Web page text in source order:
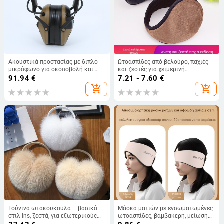
Ακουστικά προστασίας με διπλό
μικρόφωνο για σκοποβολή και
κυνήγι – ABS, απομόνωση ήχου και
μείωση θορύβου, 50 dB μείωση
θορύβου
91.94€
add_shopping_cart
Ωτοασπίδες από βελούρο, παχιές
και ζεστές για χειμερινή
ποδηλασία, unisex
7.21 - 7.60 €
add_shopping_cart
Γούνινα ωτακουκούλα – βασικό
στιλ Ins, ζεστά, για εξωτερικούς
Μάσκα ματιών με ενσωματωμένες
ωτοασπίδες, βαμβακερή, μείωση